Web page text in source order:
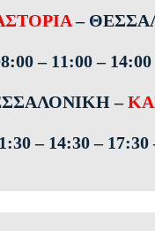
–
– 11:00 –
–
– 14:30 – 17:30